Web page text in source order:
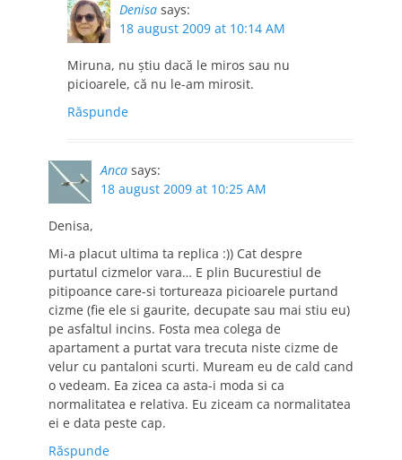
Denisa says:
18 august 2009 at 10:14 AM
Miruna, nu ştiu dacă le miros sau nu
picioarele, că nu le-am mirosit.
Răspunde
Anca says:
18 august 2009 at 10:25 AM
Denisa,
Mi-a placut ultima ta replica :)) Cat despre
purtatul cizmelor vara… E plin Bucurestiul de
pitipoance care-si tortureaza picioarele purtand
cizme (fie ele si gaurite, decupate sau mai stiu eu)
pe asfaltul incins. Fosta mea colega de
apartament a purtat vara trecuta niste cizme de
velur cu pantaloni scurti. Muream eu de cald cand
o vedeam. Ea zicea ca asta-i moda si ca
normalitatea e relativa. Eu ziceam ca normalitatea
ei e data peste cap.
Răspunde